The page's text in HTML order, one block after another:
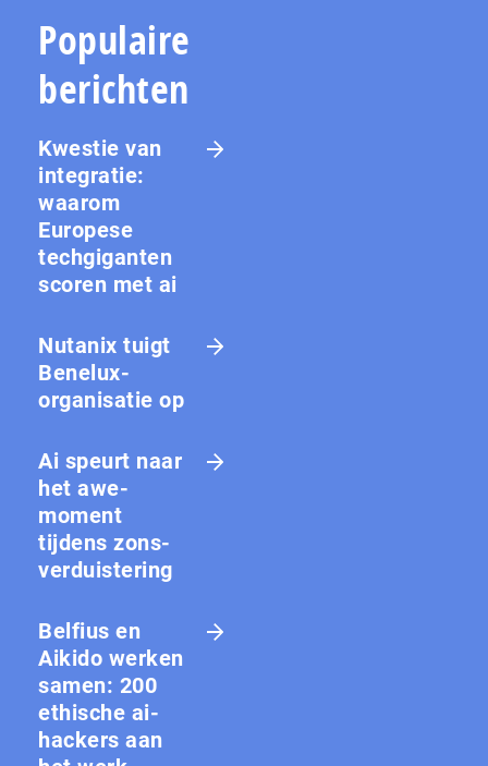
Populaire
berichten
Kwestie van
integratie:
waarom
Europese
techgiganten
scoren met ai
Nutanix tuigt
Benelux-
organisatie op
Ai speurt naar
het awe-
moment
tijdens zons­
ver­duis­te­ring
Belfius en
Aikido werken
samen: 200
ethische ai-
hackers aan